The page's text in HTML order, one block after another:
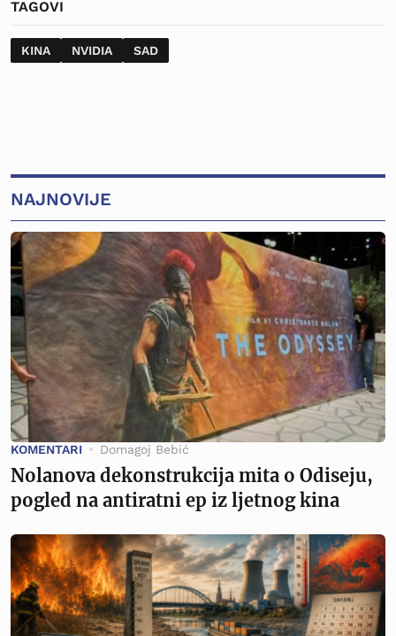
TAGOVI
KINA NVIDIA SAD
NAJNOVIJE
KOMENTARI Domagoj Bebić
Nolanova dekonstrukcija mita o Odiseju,
pogled na antiratni ep iz ljetnog kina